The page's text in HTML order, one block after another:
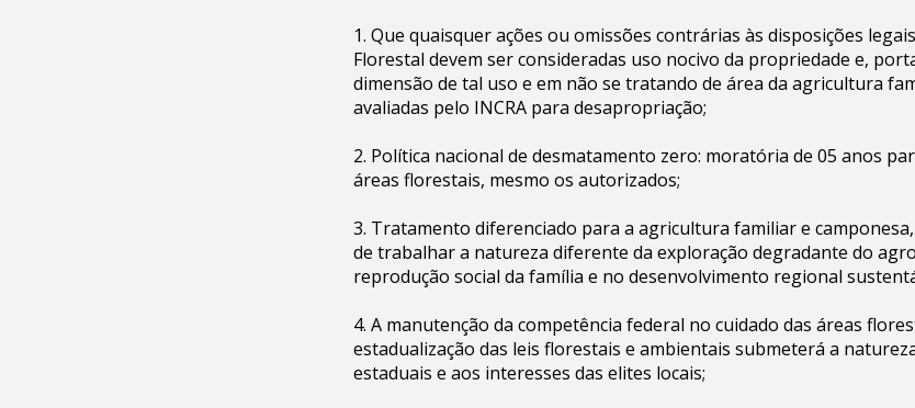
1. Que quaisquer ações ou omissões contrárias às disposições
Florestal devem ser consideradas uso nocivo da propriedade e,
dimensão de tal uso e em não se tratando de área da agricultura
avaliadas pelo INCRA para desapropriação;
2. Política nacional de desmatamento zero: moratória de 05 anos
áreas florestais, mesmo os autorizados;
3. Tratamento diferenciado para a agricultura familiar e
de trabalhar a natureza diferente da exploração degradante do
reprodução social da família e no desenvolvimento regional
4. A manutenção da competência federal no cuidado das áreas
estadualização das leis florestais e ambientais submeterá a
estaduais e aos interesses das elites locais;